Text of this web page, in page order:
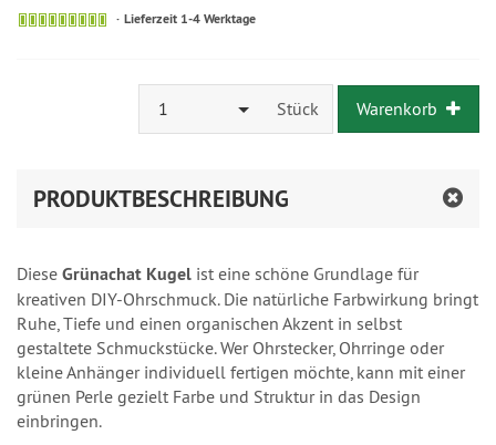
Lieferzeit 1-4 Werktage
1 Stück Warenkorb
PRODUKTBESCHREIBUNG
Diese Grünachat Kugel ist eine schöne Grundlage für
kreativen DIY-Ohrschmuck. Die natürliche Farbwirkung bringt
Ruhe, Tiefe und einen organischen Akzent in selbst
gestaltete Schmuckstücke. Wer Ohrstecker, Ohrringe oder
kleine Anhänger individuell fertigen möchte, kann mit einer
grünen Perle gezielt Farbe und Struktur in das Design
einbringen.